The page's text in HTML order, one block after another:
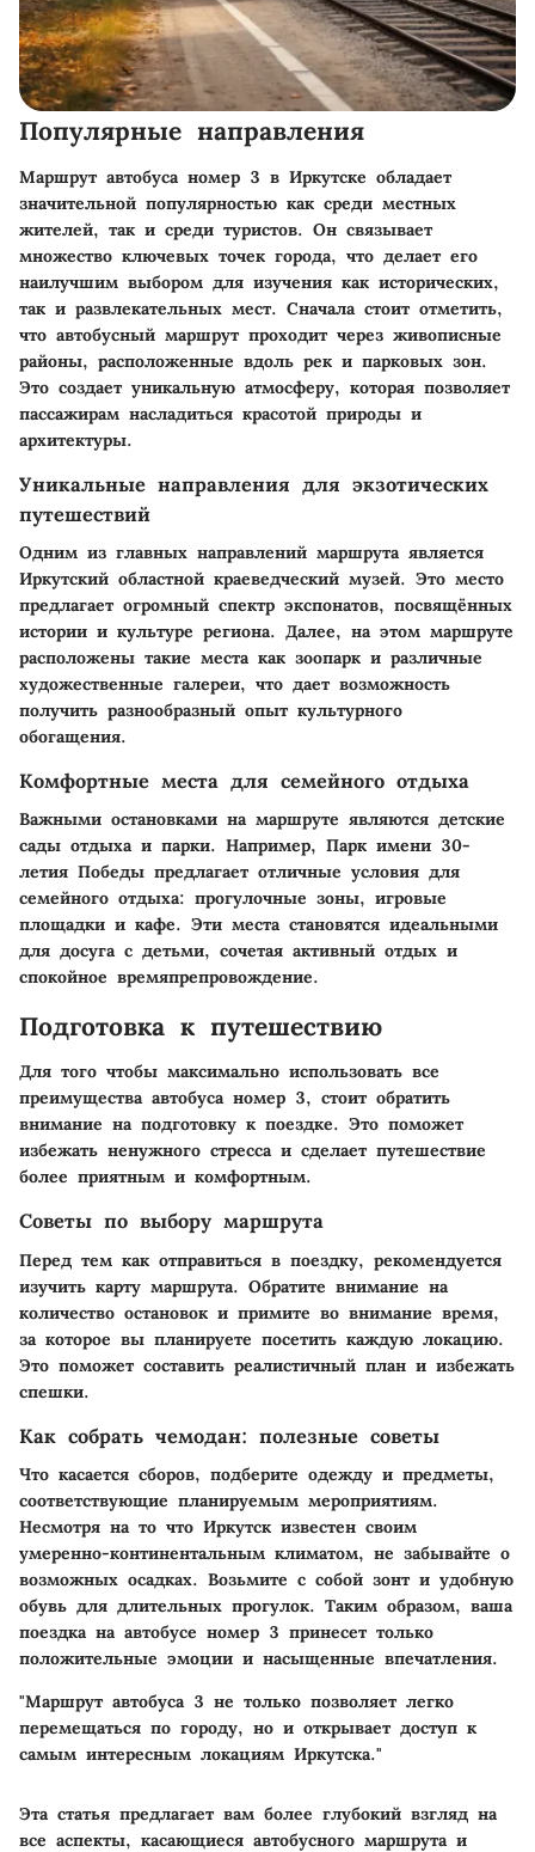
Популярные направления
Маршрут автобуса номер 3 в Иркутске обладает
значительной популярностью как среди местных
жителей, так и среди туристов. Он связывает
множество ключевых точек города, что делает его
наилучшим выбором для изучения как исторических,
так и развлекательных мест. Сначала стоит отметить,
что автобусный маршрут проходит через живописные
районы, расположенные вдоль рек и парковых зон.
Это создает уникальную атмосферу, которая позволяет
пассажирам насладиться красотой природы и
архитектуры.
Уникальные направления для экзотических
путешествий
Одним из главных направлений маршрута является
Иркутский областной краеведческий музей. Это место
предлагает огромный спектр экспонатов, посвящённых
истории и культуре региона. Далее, на этом маршруте
расположены такие места как зоопарк и различные
художественные галереи, что дает возможность
получить разнообразный опыт культурного
обогащения.
Комфортные места для семейного отдыха
Важными остановками на маршруте являются детские
сады отдыха и парки. Например, Парк имени 30-
летия Победы предлагает отличные условия для
семейного отдыха: прогулочные зоны, игровые
площадки и кафе. Эти места становятся идеальными
для досуга с детьми, сочетая активный отдых и
спокойное времяпрепровождение.
Подготовка к путешествию
Для того чтобы максимально использовать все
преимущества автобуса номер 3, стоит обратить
внимание на подготовку к поездке. Это поможет
избежать ненужного стресса и сделает путешествие
более приятным и комфортным.
Советы по выбору маршрута
Перед тем как отправиться в поездку, рекомендуется
изучить карту маршрута. Обратите внимание на
количество остановок и примите во внимание время,
за которое вы планируете посетить каждую локацию.
Это поможет составить реалистичный план и избежать
спешки.
Как собрать чемодан: полезные советы
Что касается сборов, подберите одежду и предметы,
соответствующие планируемым мероприятиям.
Несмотря на то что Иркутск известен своим
умеренно-континентальным климатом, не забывайте о
возможных осадках. Возьмите с собой зонт и удобную
обувь для длительных прогулок. Таким образом, ваша
поездка на автобусе номер 3 принесет только
положительные эмоции и насыщенные впечатления.
"Маршрут автобуса 3 не только позволяет легко
перемещаться по городу, но и открывает доступ к
самым интересным локациям Иркутска."
Эта статья предлагает вам более глубокий взгляд на
все аспекты, касающиеся автобусного маршрута и